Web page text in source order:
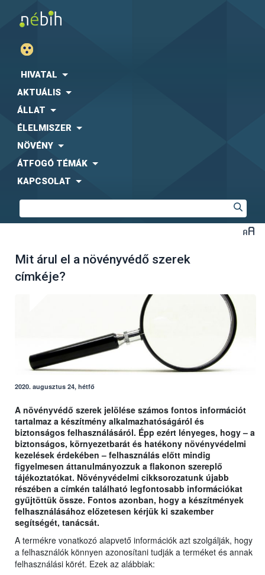
HIVATAL
AKTUÁLIS
ÁLLAT
ÉLELMISZER
NÖVÉNY
ÁTFOGÓ TÉMÁK
KAPCSOLAT
Mit árul el a növényvédő szerek
címkéje?
2020. augusztus 24, hétfő
A növényvédő szerek jelölése számos fontos információt
tartalmaz a készítmény alkalmazhatóságáról és
biztonságos felhasználásáról. Épp ezért lényeges, hogy – a
biztonságos, környezetbarát és hatékony növényvédelmi
kezelések érdekében – felhasználás előtt mindig
figyelmesen áttanulmányozzuk a flakonon szereplő
tájékoztatókat. Növényvédelmi cikksorozatunk újabb
részében a címkén található legfontosabb információkat
gyűjtöttük össze. Fontos azonban, hogy a készítmények
felhasználásához előzetesen kérjük ki szakember
segítségét, tanácsát.
A termékre vonatkozó alapvető információk azt szolgálják, hogy
a felhasználók könnyen azonosítani tudják a terméket és annak
felhasználási körét. Ezek az alábbiak: